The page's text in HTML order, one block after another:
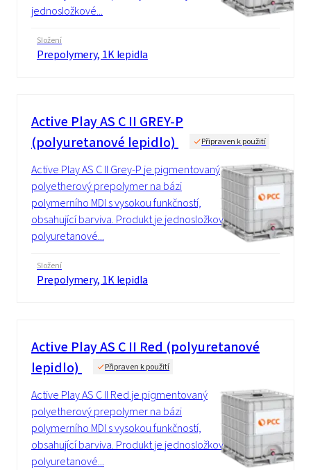
jednosložkové...
Složení
Prepolymery, 1K lepidla
Active Play AS C II GREY-P
(polyuretanové lepidlo)
Připraven k použití
Active Play AS C II Grey-P je pigmentovaný
polyetherový prepolymer na bázi
polymerního MDI s vysokou funkčností,
obsahující barviva. Produkt je jednosložkové
polyuretanové...
Složení
Prepolymery, 1K lepidla
Active Play AS C II Red (polyuretanové
lepidlo)
Připraven k použití
Active Play AS C II Red je pigmentovaný
polyetherový prepolymer na bázi
polymerního MDI s vysokou funkčností,
obsahující barviva. Produkt je jednosložkové
polyuretanové...